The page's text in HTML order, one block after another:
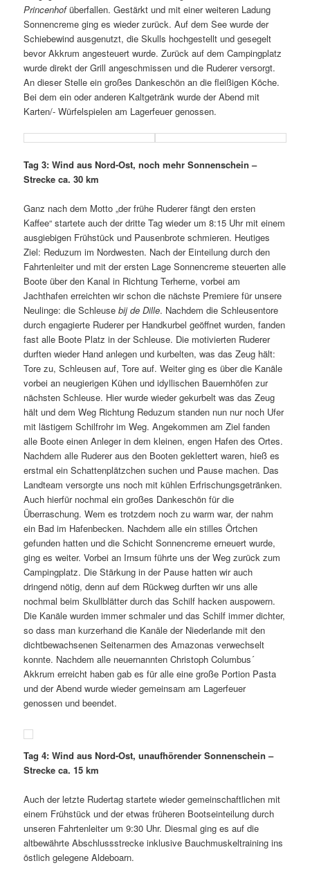
Princenhofüberfallen. Gestärkt und mit einer weiteren Ladung
Sonnencreme ging es wieder zurück. Auf dem See wurde der
Schiebewind ausgenutzt, die Skulls hochgestellt und gesegelt
bevor Akkrum angesteuert wurde. Zurück auf dem Campingplatz
wurde direkt der Grill angeschmissen und die Ruderer versorgt.
An dieser Stelle ein großes Dankeschön an die fleißigen Köche.
Bei dem ein oder anderen Kaltgetränk wurde der Abend mit
Karten/- Würfelspielen am Lagerfeuer genossen.
Tag 3: Wind aus Nord-Ost, noch mehr Sonnenschein –
Strecke ca. 30 km
Ganz nach dem Motto „der frühe Ruderer fängt den ersten
Kaffee“ startete auch der dritte Tag wieder um 8:15 Uhr mit einem
ausgiebigen Frühstück und Pausenbrote schmieren. Heutiges
Ziel: Reduzum im Nordwesten. Nach der Einteilung durch den
Fahrtenleiter und mit der ersten Lage Sonnencreme steuerten alle
Boote über den Kanal in Richtung Terherne, vorbei am
Jachthafen erreichten wir schon die nächste Premiere für unsere
Neulinge: die Schleusebij de Dille. Nachdem die Schleusentore
durch engagierte Ruderer per Handkurbel geöffnet wurden, fanden
fast alle Boote Platz in der Schleuse. Die motivierten Ruderer
durften wieder Hand anlegen und kurbelten, was das Zeug hält:
Tore zu, Schleusen auf, Tore auf. Weiter ging es über die Kanäle
vorbei an neugierigen Kühen und idyllischen Bauernhöfen zur
nächsten Schleuse. Hier wurde wieder gekurbelt was das Zeug
hält und dem Weg Richtung Reduzum standen nun nur noch Ufer
mit lästigem Schilfrohr im Weg. Angekommen am Ziel fanden
alle Boote einen Anleger in dem kleinen, engen Hafen des Ortes.
Nachdem alle Ruderer aus den Booten geklettert waren, hieß es
erstmal ein Schattenplätzchen suchen und Pause machen. Das
Landteam versorgte uns noch mit kühlen Erfrischungsgetränken.
Auch hierfür nochmal ein großes Dankeschön für die
Überraschung. Wem es trotzdem noch zu warm war, der nahm
ein Bad im Hafenbecken. Nachdem alle ein stilles Örtchen
gefunden hatten und die Schicht Sonnencreme erneuert wurde,
ging es weiter. Vorbei an Irnsum führte uns der Weg zurück zum
Campingplatz. Die Stärkung in der Pause hatten wir auch
dringend nötig, denn auf dem Rückweg durften wir uns alle
nochmal beim Skullblätter durch das Schilf hacken auspowern.
Die Kanäle wurden immer schmaler und das Schilf immer dichter,
so dass man kurzerhand die Kanäle der Niederlande mit den
dichtbewachsenen Seitenarmen des Amazonas verwechselt
konnte. Nachdem alle neuernannten Christoph Columbus´
Akkrum erreicht haben gab es für alle eine große Portion Pasta
und der Abend wurde wieder gemeinsam am Lagerfeuer
genossen und beendet.
Tag 4: Wind aus Nord-Ost, unaufhörender Sonnenschein –
Strecke ca. 15 km
Auch der letzte Rudertag startete wieder gemeinschaftlichen mit
einem Frühstück und der etwas früheren Bootseinteilung durch
unseren Fahrtenleiter um 9:30 Uhr. Diesmal ging es auf die
altbewährte Abschlussstrecke inklusive Bauchmuskeltraining ins
östlich gelegene Aldeboarn.